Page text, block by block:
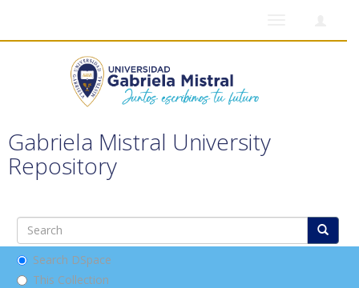
Gabriela Mistral University
Repository
Search DSpace
This Collection